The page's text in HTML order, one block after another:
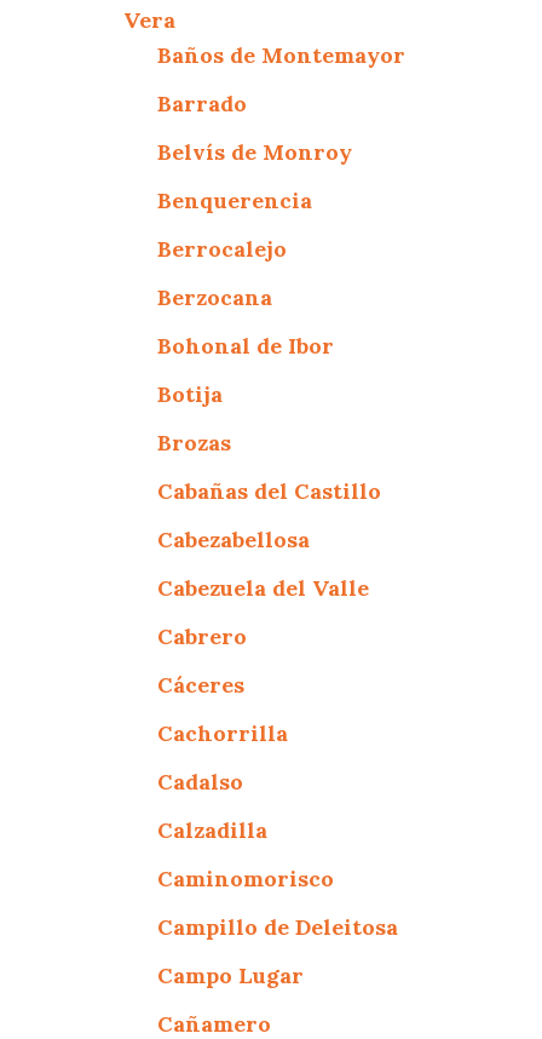
Vera
Baños de Montemayor
Barrado
Belvís de Monroy
Benquerencia
Berrocalejo
Berzocana
Bohonal de Ibor
Botija
Brozas
Cabañas del Castillo
Cabezabellosa
Cabezuela del Valle
Cabrero
Cáceres
Cachorrilla
Cadalso
Calzadilla
Caminomorisco
Campillo de Deleitosa
Campo Lugar
Cañamero